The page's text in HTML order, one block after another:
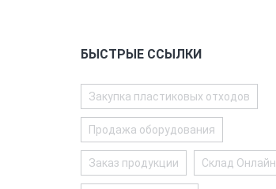
БЫСТРЫЕ ССЫЛКИ
Закупка пластиковых отходов
Продажа оборудования
Заказ продукции Склад Онлайн